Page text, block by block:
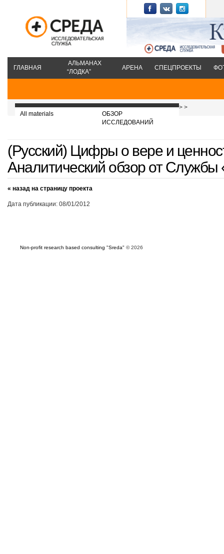
ГЛАВНАЯ
АЛЬМАНАХ
“ЛОДКА”
АРЕНА СПЕЦПРОЕКТЫ
All materials
>
ОБЗОР
ИССЛЕДОВАНИЙ
>
(Русский) Цифры о вере и
Аналитический обзор от
« назад на страницу проекта
Дата публикации: 08/01/2012
Non-profit research based consulting "Sreda" © 2026